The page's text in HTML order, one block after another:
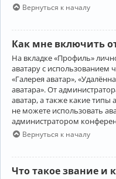
Вернуться к началу
Как мне включить
На вкладке «Профиль»
аватару с использованием
«Галерея аватар»,
аватара». От
аватар, а также какие типы
не можете использовать
администратором
Вернуться к началу
Что такое звание и